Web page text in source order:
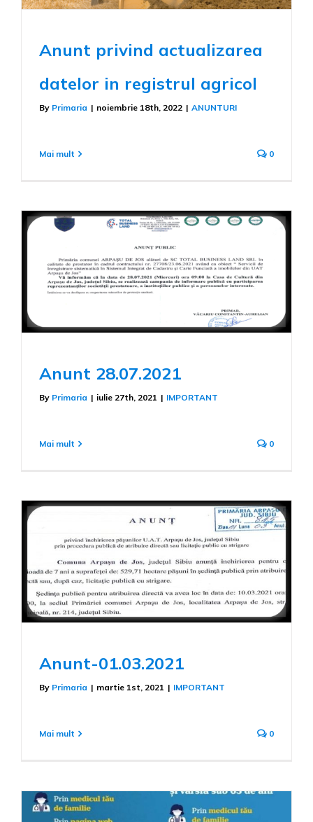
Anunt privind actualizarea
datelor in registrul agricol
By Primaria | noiembrie 18th, 2022 | ANUNTURI
Mai mult 0
Anunt 28.07.2021
By Primaria | iulie 27th, 2021 | IMPORTANT
Mai mult 0
Anunt-01.03.2021
By Primaria | martie 1st, 2021 | IMPORTANT
Mai mult 0